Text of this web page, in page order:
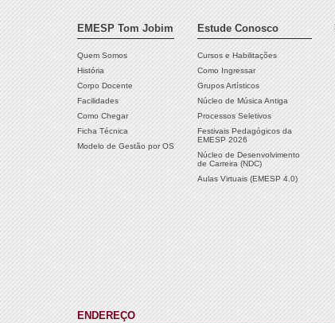
EMESP Tom Jobim
Quem Somos
História
Corpo Docente
Facilidades
Como Chegar
Ficha Técnica
Modelo de Gestão por OS
Estude Conosco
Cursos e Habilitações
Como Ingressar
Grupos Artísticos
Núcleo de Música Antiga
Processos Seletivos
Festivais Pedagógicos da
EMESP 2026
Núcleo de Desenvolvimento
de Carreira (NDC)
Aulas Virtuais (EMESP 4.0)
ENDEREÇO